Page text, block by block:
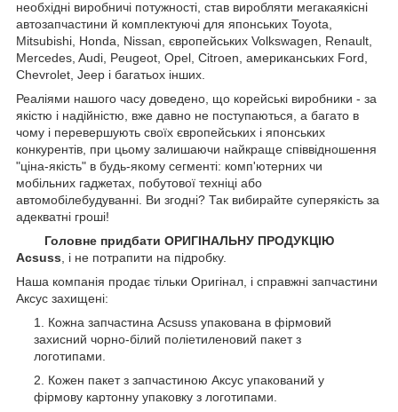
необхідні виробничі потужності, став виробляти мегакаякісні
автозапчастини й комплектуючі для японських Toyota,
Mitsubishi, Honda, Nissan, європейських Volkswagen, Renault,
Mercedes, Audi, Peugeot, Opel, Citroen, американських Ford,
Chevrolet, Jeep і багатьох інших.
Реаліями нашого часу доведено, що корейські виробники - за
якістю і надійністю, вже давно не поступаються, а багато в
чому і перевершують своїх європейських і японських
конкурентів, при цьому залишаючи найкраще співвідношення
"ціна-якість" в будь-якому сегменті: комп'ютерних чи
мобільних гаджетах, побутової техніці або
автомобілебудуванні. Ви згодні? Так вибирайте суперякість за
адекватні гроші!
Головне придбати ОРИГІНАЛЬНУ ПРОДУКЦІЮ
Acsuss , і не потрапити на підробку.
Наша компанія продає тільки Оригінал, і справжні запчастини
Аксус захищені:
Кожна запчастина Acsuss упакована в фірмовий
захисний чорно-білий поліетиленовий пакет з
логотипами.
Кожен пакет з запчастиною Аксус упакований у
фірмову картонну упаковку з логотипами.